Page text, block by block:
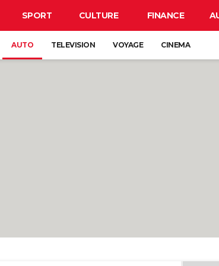
SPORT CULTURE FINANCE
AUTO TELEVISION VOYAGE CINEMA